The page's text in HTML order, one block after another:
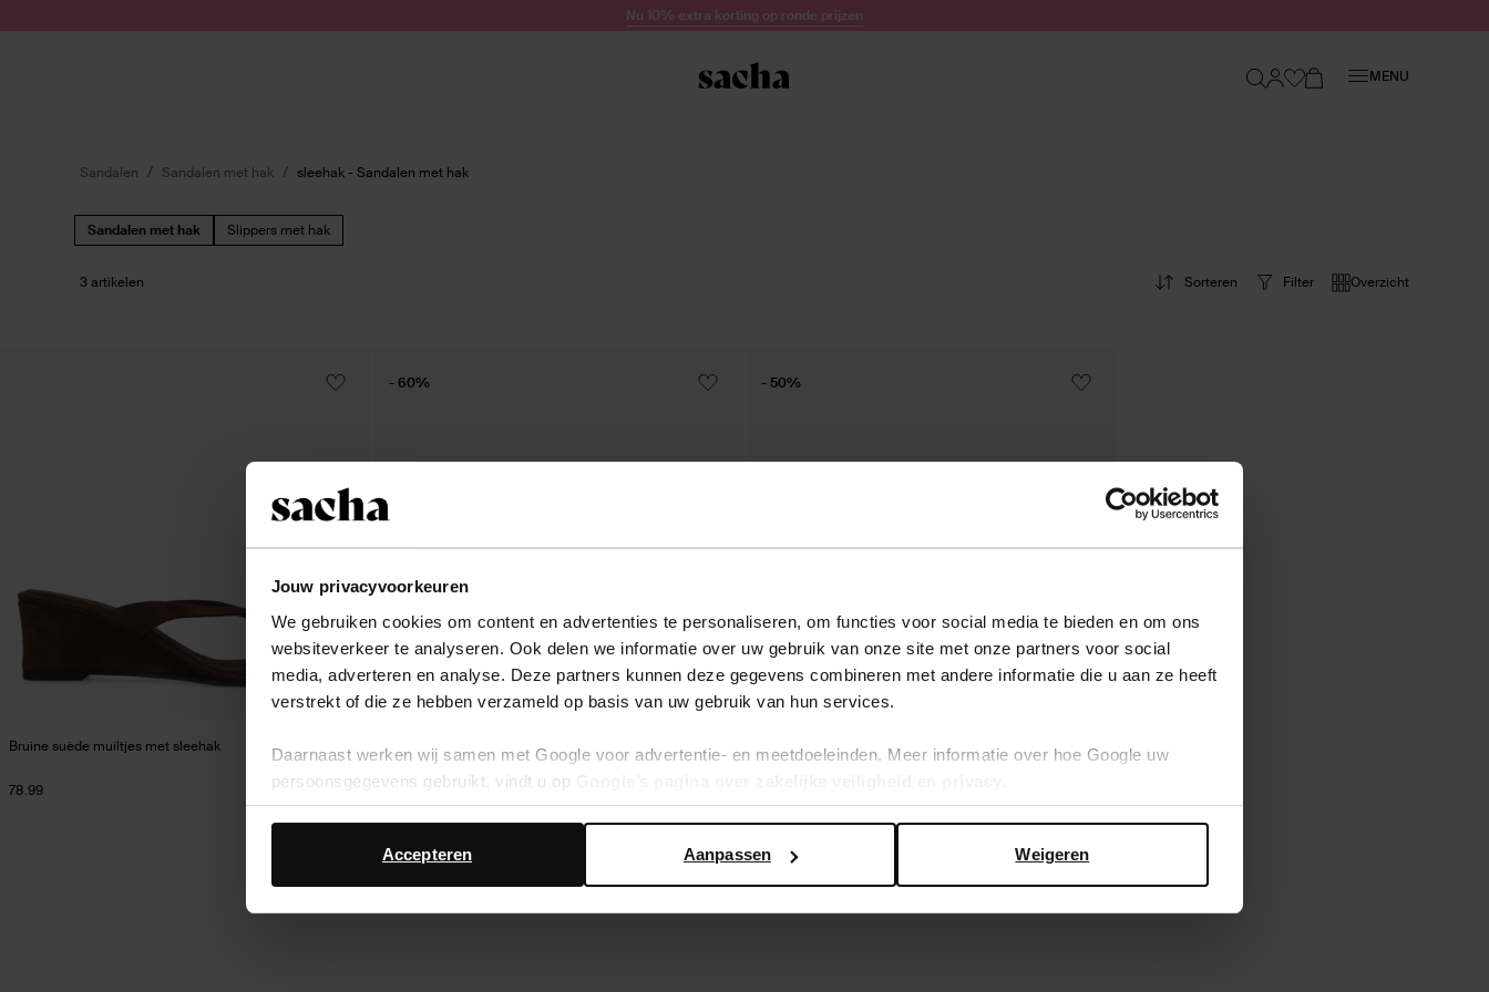
Jouw privacyvoorkeuren
We gebruiken cookies om content en advertenties te personaliseren, om functies voor social media te bieden en om ons
websiteverkeer te analyseren. Ook delen we informatie over uw gebruik van onze site met onze partners voor social
media, adverteren en analyse. Deze partners kunnen deze gegevens combineren met andere informatie die u aan ze heeft
verstrekt of die ze hebben verzameld op basis van uw gebruik van hun services.
Daarnaast werken wij samen met Google voor advertentie- en meetdoeleinden. Meer informatie over hoe Google uw
persoonsgegevens gebruikt, vindt u op
Weigeren
Aanpassen
Accepteren
Nu 10% extra korting op ronde prijzen
MENU
Sandalen Sandalen met hak sleehak - Sandalen met hak
Sandalen met hak Slippers met hak
Filter Overzicht
3 artikelen Sorteren
Bruine suède muiltjes met sleehak
78.99
Beige sleehak sandalen
84.00
33.60
- 60%
Snake muiltjes met sleehak
- 50%